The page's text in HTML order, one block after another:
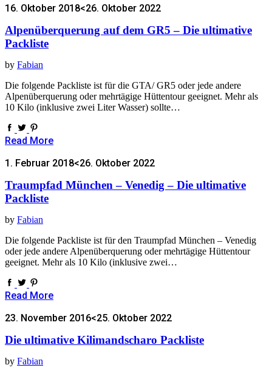
16. Oktober 2018<26. Oktober 2022
Alpenüberquerung auf dem GR5 – Die ultimative
Packliste
by Fabian
Die folgende Packliste ist für die GTA/ GR5 oder jede andere
Alpenüberquerung oder mehrtägige Hüttentour geeignet. Mehr als
10 Kilo (inklusive zwei Liter Wasser) sollte…
Read More
1. Februar 2018<26. Oktober 2022
Traumpfad München – Venedig – Die ultimative
Packliste
by Fabian
Die folgende Packliste ist für den Traumpfad München – Venedig
oder jede andere Alpenüberquerung oder mehrtägige Hüttentour
geeignet. Mehr als 10 Kilo (inklusive zwei…
Read More
23. November 2016<25. Oktober 2022
Die ultimative Kilimandscharo Packliste
by Fabian